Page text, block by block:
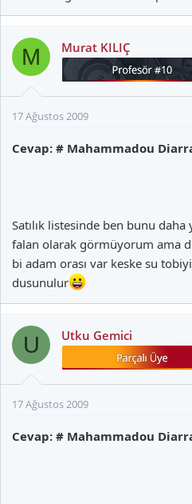
M Murat KILIÇ
17 Ağustos 2009
Cevap: # Mahammadou
Satılık listesinde ben bunu daha
falan olarak görmüyorum ama
bi adam orası var keske su
dusunulur
U Utku Gemici
17 Ağustos 2009
Cevap: # Mahammadou